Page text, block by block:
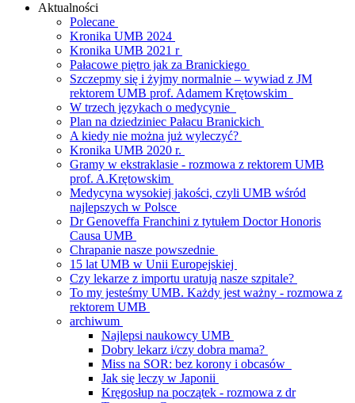
Aktualności
Polecane
Kronika UMB 2024
Kronika UMB 2021 r
Pałacowe piętro jak za Branickiego
Szczepmy się i żyjmy normalnie – wywiad z JM
rektorem UMB prof. Adamem Krętowskim
W trzech językach o medycynie
Plan na dziedziniec Pałacu Branickich
A kiedy nie można już wyleczyć?
Kronika UMB 2020 r.
Gramy w ekstraklasie - rozmowa z rektorem UMB
prof. A.Krętowskim
Medycyna wysokiej jakości, czyli UMB wśród
najlepszych w Polsce
Dr Genoveffa Franchini z tytułem Doctor Honoris
Causa UMB
Chrapanie nasze powszednie
15 lat UMB w Unii Europejskiej
Czy lekarze z importu uratują nasze szpitale?
To my jesteśmy UMB. Każdy jest ważny - rozmowa z
rektorem UMB
archiwum
Najlepsi naukowcy UMB
Dobry lekarz i/czy dobra mama?
Miss na SOR: bez korony i obcasów
Jak się leczy w Japonii
Kręgosłup na początek - rozmowa z dr